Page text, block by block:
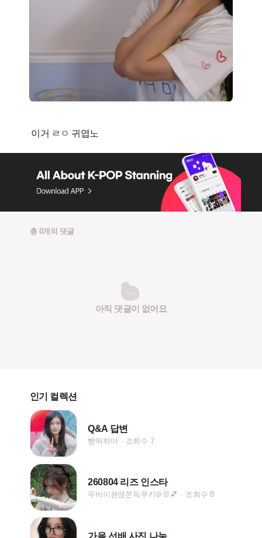
총 0개의 댓글
아직 댓글이 없어요
인기 컬렉션
Q&A 답변
빵떡하마 조회수 7
260804 리즈 인스타
두바이원영쫀득쿠키🍪🐰💕 조회수 8